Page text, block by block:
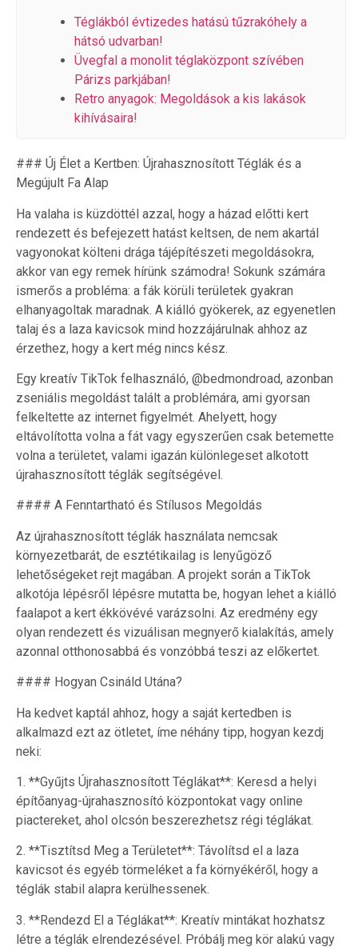
Téglákból évtizedes hatású tűzrakóhely a
hátsó udvarban!
Üvegfal a monolit téglaközpont szívében
Párizs parkjában!
Retro anyagok: Megoldások a kis lakások
kihívásaira!
### Új Élet a Kertben: Újrahasznosított Téglák és a
Megújult Fa Alap
Ha valaha is küzdöttél azzal, hogy a házad előtti kert
rendezett és befejezett hatást keltsen, de nem akartál
vagyonokat költeni drága tájépítészeti megoldásokra,
akkor van egy remek hírünk számodra! Sokunk számára
ismerős a probléma: a fák körüli területek gyakran
elhanyagoltak maradnak. A kiálló gyökerek, az egyenetlen
talaj és a laza kavicsok mind hozzájárulnak ahhoz az
érzethez, hogy a kert még nincs kész.
Egy kreatív TikTok felhasználó, @bedmondroad, azonban
zseniális megoldást talált a problémára, ami gyorsan
felkeltette az internet figyelmét. Ahelyett, hogy
eltávolította volna a fát vagy egyszerűen csak betemette
volna a területet, valami igazán különlegeset alkotott
újrahasznosított téglák segítségével.
#### A Fenntartható és Stílusos Megoldás
Az újrahasznosított téglák használata nemcsak
környezetbarát, de esztétikailag is lenyűgöző
lehetőségeket rejt magában. A projekt során a TikTok
alkotója lépésről lépésre mutatta be, hogyan lehet a kiálló
faalapot a kert ékkövévé varázsolni. Az eredmény egy
olyan rendezett és vizuálisan megnyerő kialakítás, amely
azonnal otthonosabbá és vonzóbbá teszi az előkertet.
#### Hogyan Csináld Utána?
Ha kedvet kaptál ahhoz, hogy a saját kertedben is
alkalmazd ezt az ötletet, íme néhány tipp, hogyan kezdj
neki:
1. **Gyűjts Újrahasznosított Téglákat**: Keresd a helyi
építőanyag-újrahasznosító központokat vagy online
piactereket, ahol olcsón beszerezhetsz régi téglákat.
2. **Tisztítsd Meg a Területet**: Távolítsd el a laza
kavicsot és egyéb törmeléket a fa környékéről, hogy a
téglák stabil alapra kerülhessenek.
3. **Rendezd El a Téglákat**: Kreatív mintákat hozhatsz
létre a téglák elrendezésével. Próbálj meg kör alakú vagy